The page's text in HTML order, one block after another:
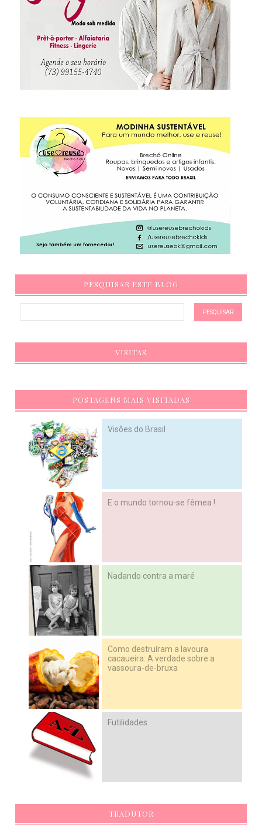
PESQUISAR ESTE BLOG
VISITAS
POSTAGENS MAIS VISITADAS
Visões do Brasil
E o mundo tornou-se fêmea !
Nadando contra a maré
Como destruíram a lavoura
cacaueira: A verdade sobre a
vassoura-de-bruxa
Futilidades
TRADUTOR